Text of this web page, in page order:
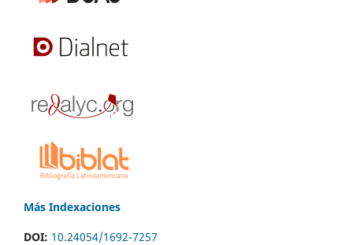
Más Indexaciones
DOI: 10.24054/1692-7257